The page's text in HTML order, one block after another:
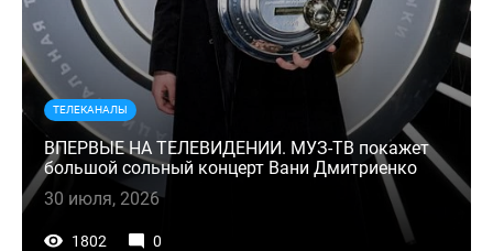
ТЕЛЕКАНАЛЫ
ВПЕРВЫЕ НА ТЕЛЕВИДЕНИИ. МУЗ-ТВ покажет
большой сольный концерт Вани Дмитриенко
30 июля, 2026
1802 0